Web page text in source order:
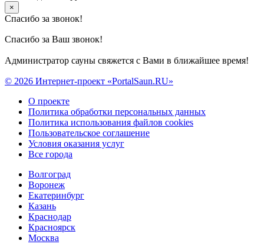
×
Спасибо за звонок!
Спасибо за Ваш звонок!
Администратор сауны свяжется с Вами в ближайшее время!
© 2026 Интернет-проект «PortalSaun.RU»
О проекте
Политика обработки персональных данных
Политика использования файлов cookies
Пользовательское соглашение
Условия оказания услуг
Все города
Волгоград
Воронеж
Екатеринбург
Казань
Краснодар
Красноярск
Москва